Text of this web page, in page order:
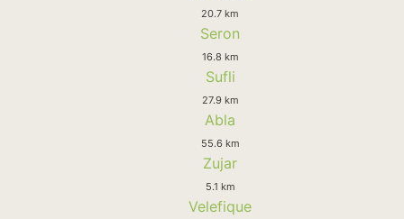
20.7 km
Seron
16.8 km
Sufli
27.9 km
Abla
55.6 km
Zujar
5.1 km
Velefique